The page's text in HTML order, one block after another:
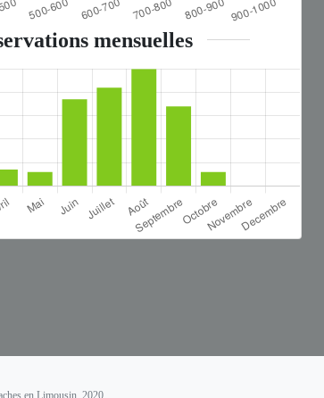
mensuelles